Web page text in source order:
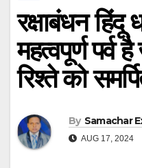
रक्षाबंधन हिंदू
महत्वपूर्ण पर्व
रिश्ते को
By Samachar
AUG 17, 2024